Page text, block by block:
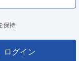
保持
ログイン